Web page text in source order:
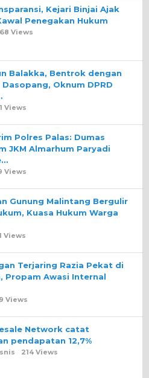
Kejari Binjai Ajak
Penegakan Hukum
Views
Balakka, Bentrok dengan
Dasopang, Oknum DPRD
Views
Polres Palas: Dumas
JKM Almarhum Paryadi
Views
Gunung Malintang Bergulir
Kuasa Hukum Warga
Views
Terjaring Razia Pekat di
Propam Awasi Internal
Views
Network catat
pendapatan 12,7%
214 Views